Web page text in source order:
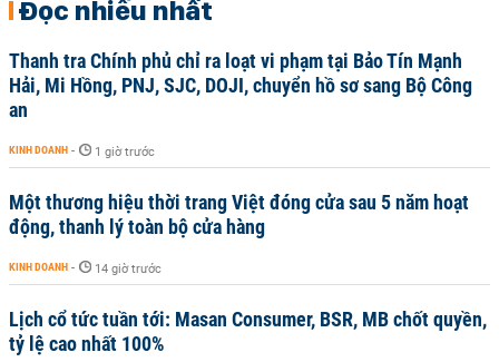
Đọc nhiều nhất
Thanh tra Chính phủ chỉ ra loạt vi phạm tại Bảo Tín Mạnh
Hải, Mi Hồng, PNJ, SJC, DOJI, chuyển hồ sơ sang Bộ Công
an
KINH DOANH - 1 giờ trước
Một thương hiệu thời trang Việt đóng cửa sau 5 năm hoạt
động, thanh lý toàn bộ cửa hàng
KINH DOANH - 14 giờ trước
Lịch cổ tức tuần tới: Masan Consumer, BSR, MB chốt quyền,
tỷ lệ cao nhất 100%